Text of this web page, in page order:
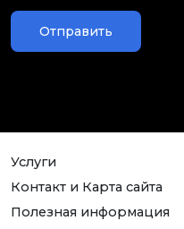
Отправить
Услуги
Контакт и Карта сайта
Полезная информация